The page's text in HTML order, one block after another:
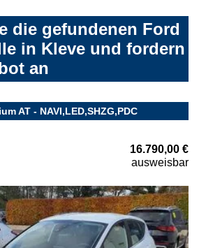
die gefundenen Ford
in Kleve und fordern
an
AT - NAVI,LED,SHZG,PDC
16.790,00 €
ausweisbar